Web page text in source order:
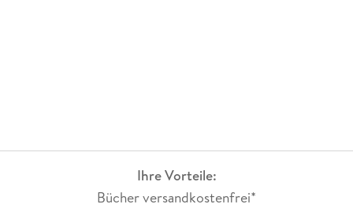
Ihre Vorteile:
Bücher versandkostenfrei*